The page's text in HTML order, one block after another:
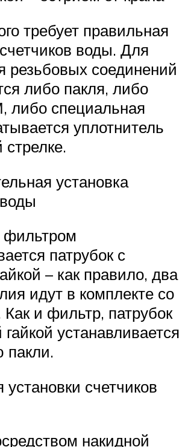
требует правильная
воды. Для
резьбовых соединений
либо пакля, либо
либо специальная
уплотнитель
установка
патрубок с
– как правило, два
идут в комплекте со
Как и фильтр, патрубок
устанавливается
установки счетчиков
накидной